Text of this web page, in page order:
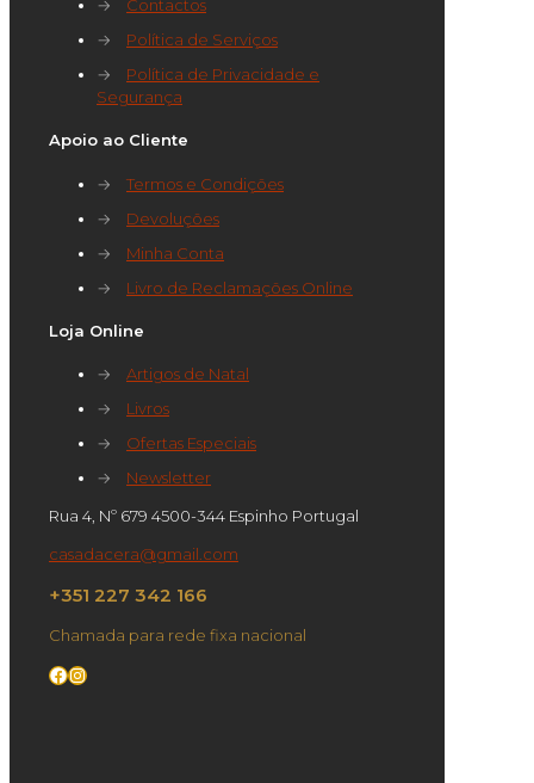
→
Contactos
→
Política de Serviços
→
Política de Privacidade e
Segurança
Apoio ao Cliente
→
Termos e Condições
→
Devoluções
→
Minha Conta
→
Livro de Reclamações Online
Loja Online
→
Artigos de Natal
→
Livros
→
Ofertas Especiais
→
Newsletter
Rua 4, Nº 679 4500-344 Espinho Portugal
casadacera@gmail.com
+351 227 342 166
Chamada para rede fixa nacional
Facebook
Instagram